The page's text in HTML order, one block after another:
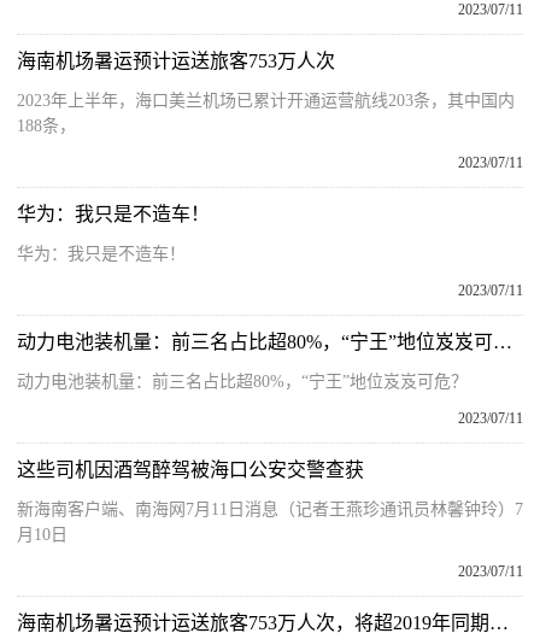
2023/07/11
海南机场暑运预计运送旅客753万人次
2023年上半年，海口美兰机场已累计开通运营航线203条，其中国内
188条，
2023/07/11
华为：我只是不造车！
华为：我只是不造车！
2023/07/11
动力电池装机量：前三名占比超80%，“宁王”地位岌岌可危？
动力电池装机量：前三名占比超80%，“宁王”地位岌岌可危？
2023/07/11
这些司机因酒驾醉驾被海口公安交警查获
新海南客户端、南海网7月11日消息（记者王燕珍通讯员林馨钟玲）7
月10日
2023/07/11
海南机场暑运预计运送旅客753万人次，将超2019年同期水平